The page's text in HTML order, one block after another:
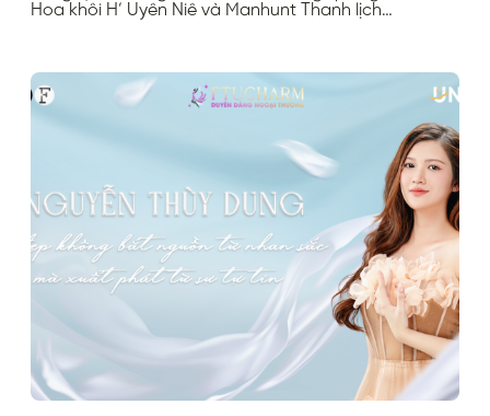
Hoa khôi H’ Uyên Niê và Manhunt Thanh lịch…